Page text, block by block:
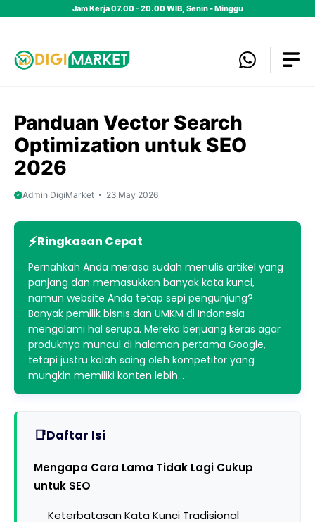
Jam Kerja 07.00 - 20.00 WIB, Senin - Minggu
Panduan Vector Search
Optimization untuk SEO
2026
Admin DigiMarket 23 May 2026
Ringkasan Cepat
Pernahkah Anda merasa sudah menulis artikel yang
panjang dan memasukkan banyak kata kunci,
namun website Anda tetap sepi pengunjung?
Banyak pemilik bisnis dan UMKM di Indonesia
mengalami hal serupa. Mereka berjuang keras agar
produknya muncul di halaman pertama Google,
tetapi justru kalah saing oleh kompetitor yang
mungkin memiliki konten lebih…
Daftar Isi
Mengapa Cara Lama Tidak Lagi Cukup
untuk SEO
Keterbatasan Kata Kunci Tradisional